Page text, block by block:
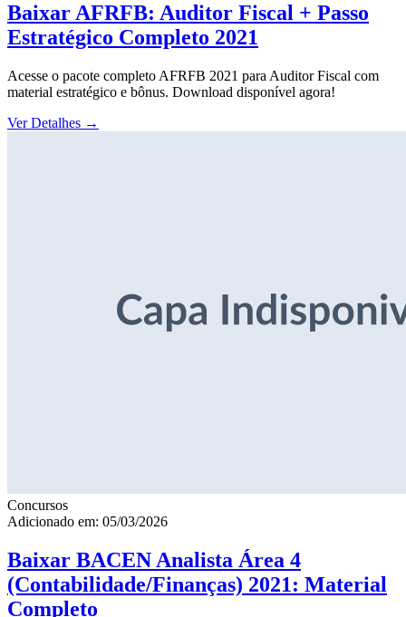
Baixar AFRFB: Auditor Fiscal + Passo
Estratégico Completo 2021
Acesse o pacote completo AFRFB 2021 para Auditor Fiscal com
material estratégico e bônus. Download disponível agora!
Ver Detalhes →
Concursos
Adicionado em: 05/03/2026
Baixar BACEN Analista Área 4
(Contabilidade/Finanças) 2021: Material
Completo